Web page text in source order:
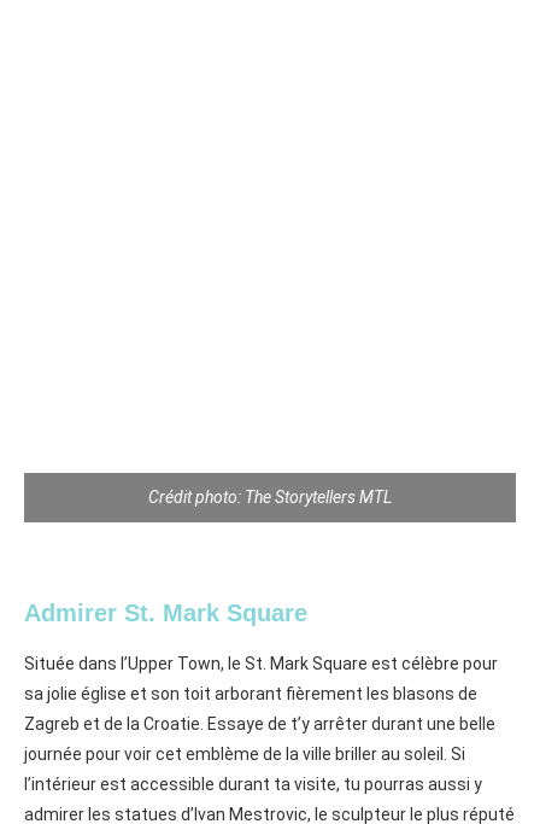
Crédit photo: The Storytellers MTL
Admirer St. Mark Square
Située dans l’Upper Town, le St. Mark Square est célèbre pour
sa jolie église et son toit arborant fièrement les blasons de
Zagreb et de la Croatie. Essaye de t’y arrêter durant une belle
journée pour voir cet emblème de la ville briller au soleil. Si
l’intérieur est accessible durant ta visite, tu pourras aussi y
admirer les statues d’Ivan Mestrovic, le sculpteur le plus réputé